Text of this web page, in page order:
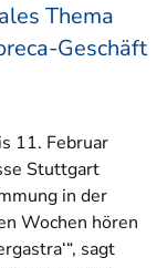
Thema
Geschäft
11. Februar
Stuttgart
in der
Wochen hören
sagt